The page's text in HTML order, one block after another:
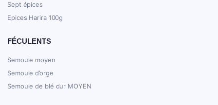
Sept épices
Epices Harira 100g
FÉCULENTS
Semoule moyen
Semoule d’orge
Semoule de blé dur MOYEN